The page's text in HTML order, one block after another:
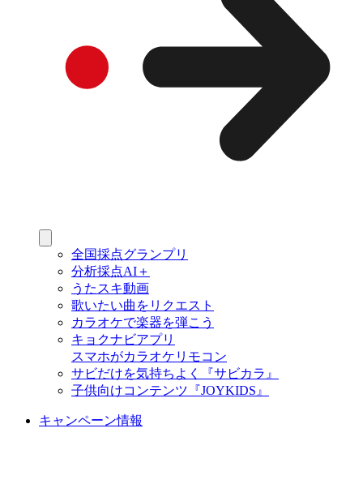
全国採点グランプリ
分析採点AI＋
うたスキ動画
歌いたい曲をリクエスト
カラオケで楽器を弾こう
キョクナビアプリ
スマホがカラオケリモコン
サビだけを気持ちよく『サビカラ』
子供向けコンテンツ『JOYKIDS』
キャンペーン情報